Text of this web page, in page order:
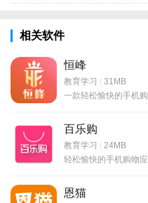
相关软件
恒峰
教育学习 | 31MB
一款轻松愉快的手机购
百乐购
教育学习 | 24MB
轻松愉快的手机购物应
恩猫